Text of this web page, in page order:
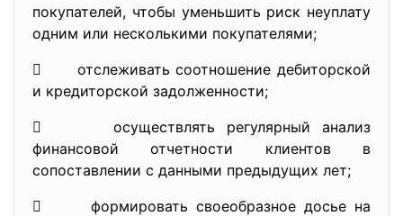
покупателей, чтобы уменьшить риск неуплату
одним или несколькими покупателями;
 отслеживать соотношение дебиторской
и кредиторской задолженности;
 осуществлять регулярный анализ
финансовой отчетности клиентов в
сопоставлении с данными предыдущих лет;
 формировать своеобразное досье на